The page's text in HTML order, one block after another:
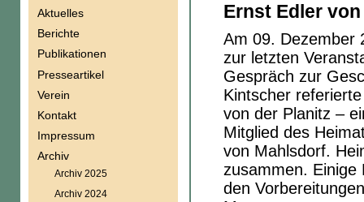
Ernst Edler
Am 09. Dezember
zur letzten
Gespräch zur
Kintscher
von der Planitz –
Mitglied des
von Mahlsdorf.
zusammen. Einige
den
Aktuelles
Berichte
Publikationen
Presseartikel
Verein
Kontakt
Impressum
Archiv
Archiv 2025
Archiv 2024